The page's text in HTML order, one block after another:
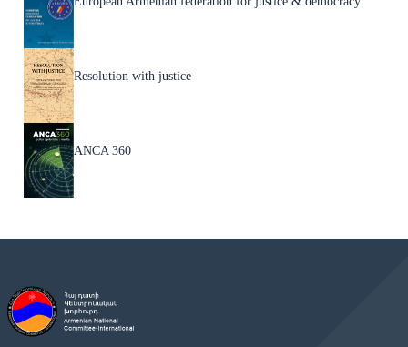
Resolution with justice
ANCA 360